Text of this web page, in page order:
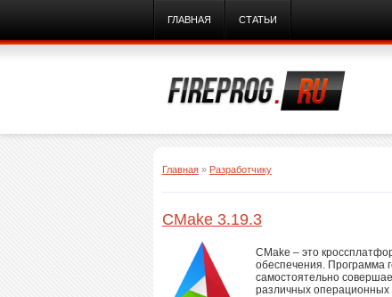
ГЛАВНАЯ СТАТЬИ
Главная » Разработчику
CMake 3.19.3
CMake – это
обеспечения. Программа
самостоятельно
различных операционных